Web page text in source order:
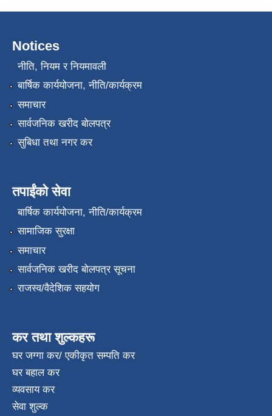
Notices
नीति, नियम र नियमावली
बार्षिक कार्ययोजना, नीति/कार्यक्रम
समाचार
सार्वजनिक खरीद बोलपत्र
सुबिधा तथा नगर कर
तपाईंको सेवा
बार्षिक कार्ययोजना, नीति/कार्यक्रम
सामाजिक सुरक्षा
समाचार
सार्वजनिक खरीद बोलपत्र सूचना
राजस्व/वैदेशिक सहयोग
कर तथा शुल्कहरू
घर जग्गा कर/ एकीकृत सम्पति कर
घर बहाल कर
व्यवसाय कर
सेवा शुल्क